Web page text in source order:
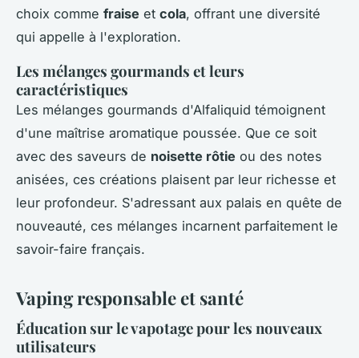
choix comme fraise et cola, offrant une diversité
qui appelle à l'exploration.
Les mélanges gourmands et leurs
caractéristiques
Les mélanges gourmands d'Alfaliquid témoignent
d'une maîtrise aromatique poussée. Que ce soit
avec des saveurs de noisette rôtie ou des notes
anisées, ces créations plaisent par leur richesse et
leur profondeur. S'adressant aux palais en quête de
nouveauté, ces mélanges incarnent parfaitement le
savoir-faire français.
Vaping responsable et santé
Éducation sur le vapotage pour les nouveaux
utilisateurs